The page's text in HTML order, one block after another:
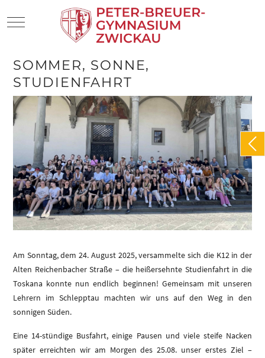
Mobile Menu Toggle
SOMMER, SONNE,
STUDIENFAHRT
Am Sonntag, dem 24. August 2025, versammelte sich die K12 in der
Alten Reichenbacher Straße – die heißersehnte Studienfahrt in die
Toskana konnte nun endlich beginnen! Gemeinsam mit unseren
Lehrern im Schlepptau machten wir uns auf den Weg in den
sonnigen Süden.
Eine 14-stündige Busfahrt, einige Pausen und viele steife Nacken
später erreichten wir am Morgen des 25.08. unser erstes Ziel –